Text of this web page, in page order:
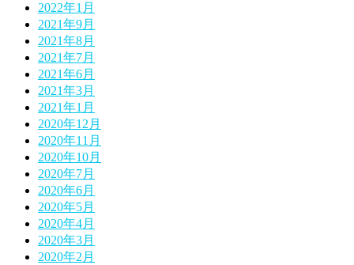
2022年1月
2021年9月
2021年8月
2021年7月
2021年6月
2021年3月
2021年1月
2020年12月
2020年11月
2020年10月
2020年7月
2020年6月
2020年5月
2020年4月
2020年3月
2020年2月